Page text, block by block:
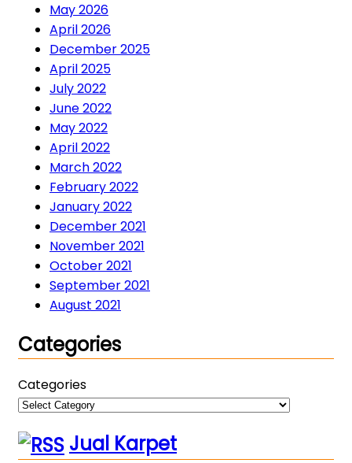
May 2026
April 2026
December 2025
April 2025
July 2022
June 2022
May 2022
April 2022
March 2022
February 2022
January 2022
December 2021
November 2021
October 2021
September 2021
August 2021
Categories
Categories
Jual Karpet